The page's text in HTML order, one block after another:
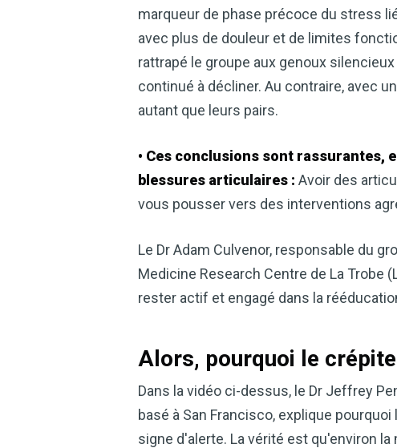
marqueur de phase précoce du stress
avec plus de douleur et de limites
rattrapé le groupe aux genoux
continué à décliner. Au contraire, avec
autant que leurs pairs.
• Ces conclusions sont rassurantes,
blessures articulaires : Avoir des
vous pousser vers des interventions
Le Dr Adam Culvenor, responsable du
Medicine Research Centre de La Trobe
rester actif et engagé dans la
Alors, pourquoi le
Dans la vidéo ci-dessus, le Dr Jeffrey
basé à San Francisco, explique
signe d'alerte. La vérité est qu'environ